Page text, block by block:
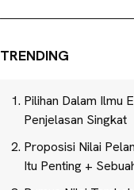
TRENDING
Pilihan Dalam Ilmu
Penjelasan Singkat
Proposisi Nilai
Itu Penting +